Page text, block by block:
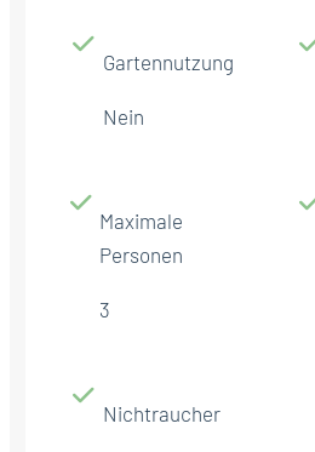
Gartennutzung
Nein
Maximale
Personen
3
Nichtraucher